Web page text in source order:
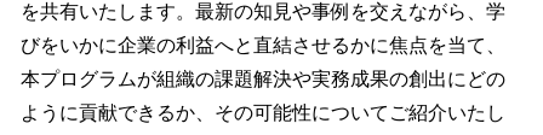
を共有いたします。最新の知見や事例を交えながら、学
びをいかに企業の利益へと直結させるかに焦点を当て、
本プログラムが組織の課題解決や実務成果の創出にどの
ように貢献できるか、その可能性についてご紹介いたし